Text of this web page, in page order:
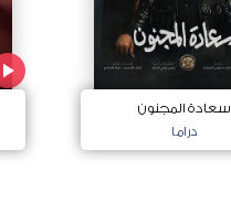
سعادة المجنون
دراما